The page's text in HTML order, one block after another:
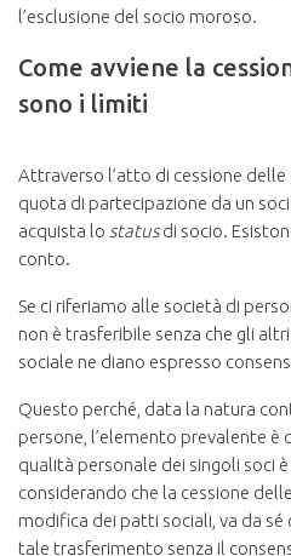
l’esclusione del socio moroso.
Come avviene la
sono i limiti
Attraverso l’atto di cessione
quota di partecipazione da un
acquista lo statusdi socio.
conto.
Se ci riferiamo alle società di
non è trasferibile senza che gli
sociale ne diano espresso
Questo perché, data la natura
persone, l’elemento prevalente è
qualità personale dei singoli soci
considerando che la cessione
modifica dei patti sociali, va da
tale trasferimento senza il